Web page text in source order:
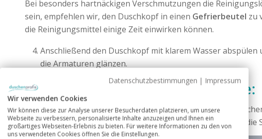
Bei besonders hartnäckigen Verschmutzungen die
sein, empfehlen wir, den Duschkopf in einen Gefrierbeutel zu
die Reinigungsmittel einige Zeit einwirken können.
Anschließend den Duschkopf mit klarem Wasser
die Armaturen glänzen.
Bye bye Kalk! Die richtige Routine:
Wenn Sie eine Glasdusche haben, empfehlen wir, die
bilden können. Zudem eignen sich auchKlarspülertabs für die
Datenschutzbestimmungen | Impressum
Wir verwenden Cookies
Wir können diese zur Analyse unserer Besucherdaten platzieren, um unsere
Webseite zu verbessern, personalisierte Inhalte anzuzeigen und Ihnen ein
großartiges Webseiten-Erlebnis zu bieten. Für weitere Informationen zu den von
uns verwendeten Cookies öffnen Sie die Einstellungen.